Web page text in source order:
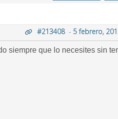
#213408- 5 febrero,
siempre que lo necesites sin